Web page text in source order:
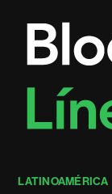
LATINOAMÉRICA